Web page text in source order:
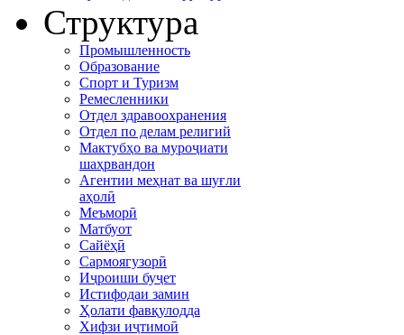
Структура
Промышленность
Образование
Спорт и Туризм
Ремесленники
Отдел здравоохранения
Отдел по делам религий
Мактубҳо ва муроҷиати
шаҳрвандон
Агентии меҳнат ва шуғли
аҳолӣ
Меъморӣ
Матбуот
Сайёҳӣ
Сармоягузорӣ
Иҷроиши буҷет
Истифодаи замин
Ҳолати фавқулодда
Хифзи иҷтимоӣ